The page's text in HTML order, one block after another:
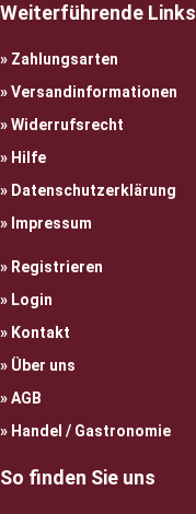
Weiterführende Links
Zahlungsarten
Versandinformationen
Widerrufsrecht
Hilfe
Datenschutzerklärung
Impressum
Registrieren
Login
Kontakt
Über uns
AGB
Handel / Gastronomie
So finden Sie uns